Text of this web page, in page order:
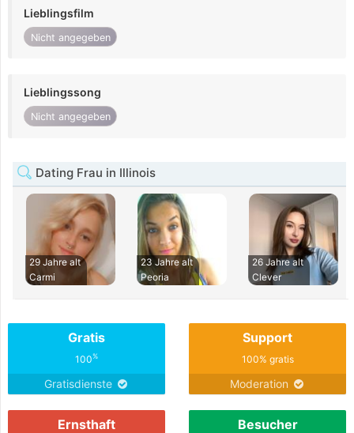
Lieblingsfilm
Nicht angegeben
Lieblingssong
Nicht angegeben
Dating Frau in Illinois
29 Jahre alt
Carmi
23 Jahre alt
Peoria
26 Jahre alt
Clever
Gratis
100%
Gratisdienste
Support
100% gratis
Moderation
Ernsthaft Besucher